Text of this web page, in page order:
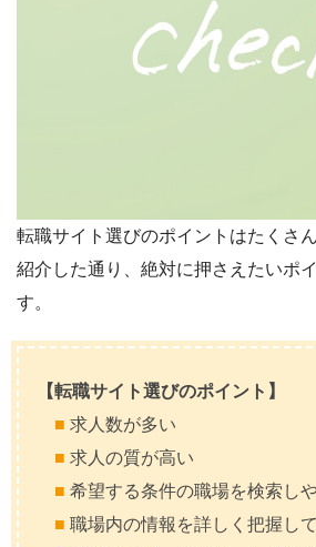
転職サイト選びのポイントはたくさ
紹介した通り、絶対に押さえたいポ
す。
【転職サイト選びのポイント】
■ 求人数が多い
■ 求人の質が高い
■ 希望する条件の職場を検索し
■ 職場内の情報を詳しく把握し